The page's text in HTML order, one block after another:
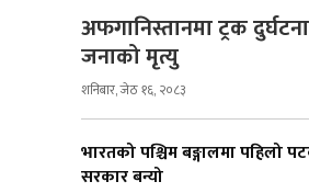
अफगानिस्तानमा ट्रक
जनाको मृत्यु
शनिबार, जेठ १६, २०८३
भारतको पश्चिम बङ्गालमा पहिलो
सरकार बन्यो